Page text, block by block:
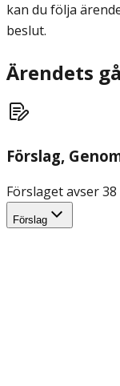
kan du följa
beslut.
Ärendets
Förslag,
Förslaget avser
Förslag